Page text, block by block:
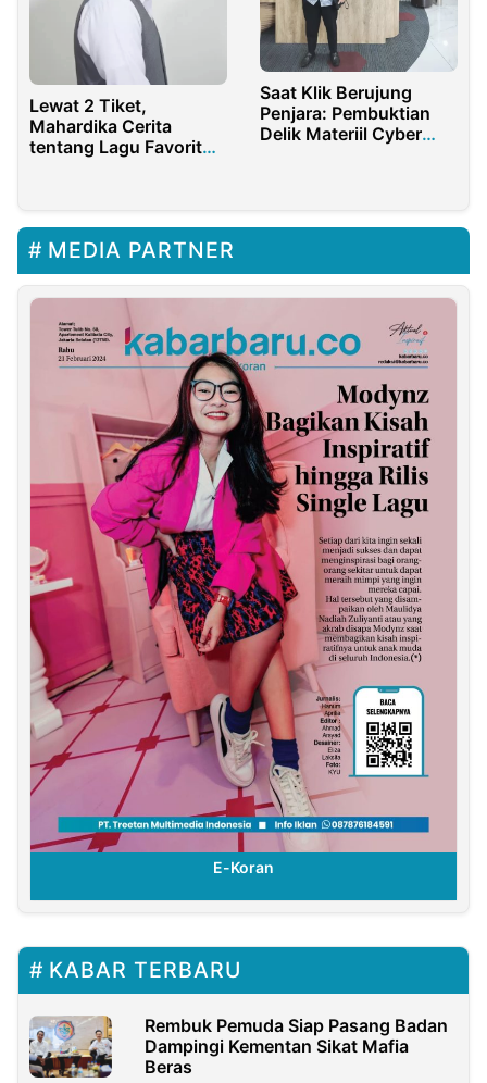
Lewat 2 Tiket,
Mahardika Cerita
tentang Lagu Favorit
Saat Klik Berujung
Penjara: Pembuktian
Delik Materiil Cyber
MEDIA PARTNER
E-Koran
KABAR TERBARU
Rembuk Pemuda Siap Pasang Badan
Dampingi Kementan Sikat Mafia
Beras